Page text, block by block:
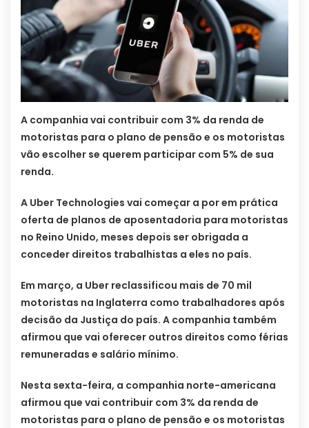
A companhia vai contribuir com 3% da renda de
motoristas para o plano de pensão e os motoristas
vão escolher se querem participar com 5% de sua
renda.
A Uber Technologies vai começar a por em prática
oferta de planos de aposentadoria para motoristas
no Reino Unido, meses depois ser obrigada a
conceder direitos trabalhistas a eles no país.
Em março, a Uber reclassificou mais de 70 mil
motoristas na Inglaterra como trabalhadores após
decisão da Justiça do país. A companhia também
afirmou que vai oferecer outros direitos como férias
remuneradas e salário mínimo.
Nesta sexta-feira, a companhia norte-americana
afirmou que vai contribuir com 3% da renda de
motoristas para o plano de pensão e os motoristas